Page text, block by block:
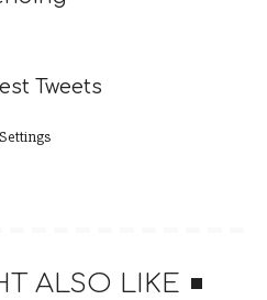
性，且令人震驚，我不意外這
Tweets
ALSO LIKE